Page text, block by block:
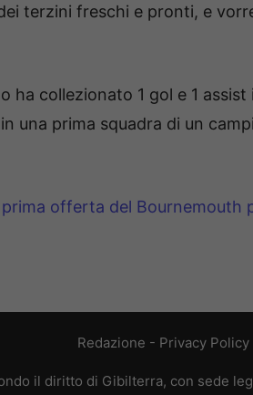
terzini freschi e pronti, e
ha collezionato 1 gol e 1 assist
una prima squadra di un
offerta del Bournemouth
Redazione - Privacy Policy
il diritto di Gibilterra, con sede